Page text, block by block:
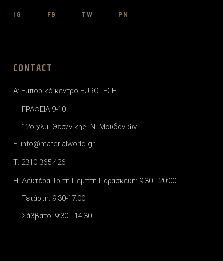
IG FB TW PN
CONTACT
A: Εμπορικό κέντρο EUROTECH
ΓΡΑΦΕΙΑ 9-10
12o χλμ. Θεσ/νίκης- Ν. Μουδανιών
E: info@materialworld.gr
T: 2310 365 426
H: Δευτέρα-Τρίτη-Πέμπτη-Παρασκευή: 9:30 - 20:00
Τετάρτη: 9:30-17:00
Σάββατο: 9:30 - 14:30